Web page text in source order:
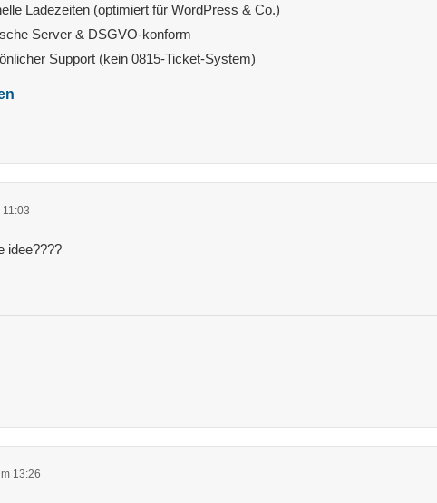
Ladezeiten (optimiert für WordPress & Co.)
Server & DSGVO-konform
Support (kein 0815-Ticket-System)
idee????
13:26